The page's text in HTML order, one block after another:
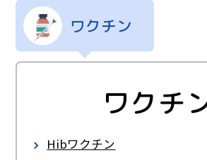
百日せきワクチン
ポリオワクチン
麻しんワクチン
風しんワクチン
チン
検索キーワードから探す
ワクチン
ワクチ
Hibワクチン